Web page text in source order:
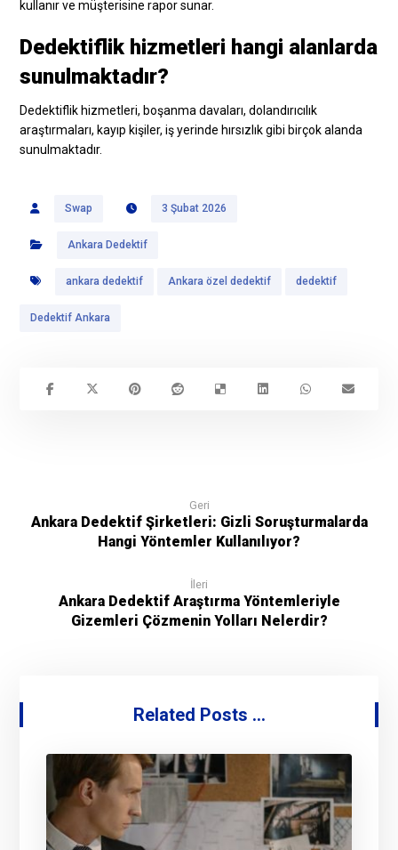
kullanır ve müşterisine rapor sunar.
Dedektiflik hizmetleri hangi alanlarda
sunulmaktadır?
Dedektiflik hizmetleri, boşanma davaları, dolandırıcılık
araştırmaları, kayıp kişiler, iş yerinde hırsızlık gibi birçok alanda
sunulmaktadır.
Swap 3 Şubat 2026
Ankara Dedektif
ankara dedektif Ankara özel dedektif dedektif
Dedektif Ankara
Geri
Ankara Dedektif Şirketleri: Gizli Soruşturmalarda
Hangi Yöntemler Kullanılıyor?
İleri
Ankara Dedektif Araştırma Yöntemleriyle
Gizemleri Çözmenin Yolları Nelerdir?
Related Posts ...